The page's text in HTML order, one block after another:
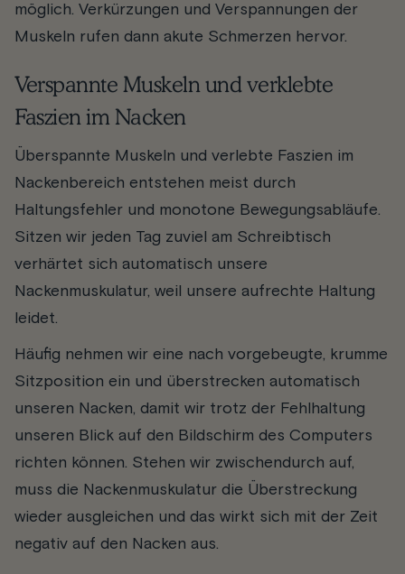
möglich. Verkürzungen und Verspannungen der
Muskeln rufen dann akute Schmerzen hervor.
Verspannte Muskeln und verklebte
Faszien im Nacken
Überspannte Muskeln und verlebte Faszien im
Nackenbereich entstehen meist durch
Haltungsfehler und monotone Bewegungsabläufe.
Sitzen wir jeden Tag zuviel am Schreibtisch
verhärtet sich automatisch unsere
Nackenmuskulatur, weil unsere aufrechte Haltung
leidet.
Häufig nehmen wir eine nach vorgebeugte, krumme
Sitzposition ein und überstrecken automatisch
unseren Nacken, damit wir trotz der Fehlhaltung
unseren Blick auf den Bildschirm des Computers
richten können. Stehen wir zwischendurch auf,
muss die Nackenmuskulatur die Überstreckung
wieder ausgleichen und das wirkt sich mit der Zeit
negativ auf den Nacken aus.